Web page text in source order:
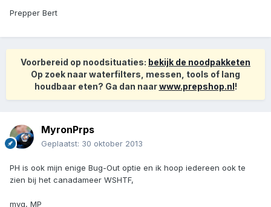
Prepper Bert
Voorbereid op noodsituaties: bekijk de noodpakketen
Op zoek naar waterfilters, messen, tools of lang
houdbaar eten? Ga dan naarwww.prepshop.nl!
MyronPrps
Geplaatst: 30 oktober 2013
PH is ook mijn enige Bug-Out optie en ik hoop iedereen ook te
zien bij het canadameer WSHTF,
mvg, MP